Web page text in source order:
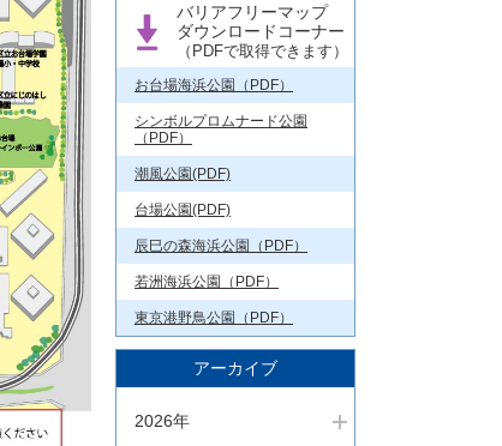
バリアフリーマップ
ダウンロードコーナー
（PDFで取得できます）
お台場海浜公園（PDF）
シンボルプロムナード公園
（PDF）
潮風公園(PDF)
台場公園(PDF)
辰巳の森海浜公園（PDF）
若洲海浜公園（PDF）
東京港野鳥公園（PDF）
アーカイブ
2026年